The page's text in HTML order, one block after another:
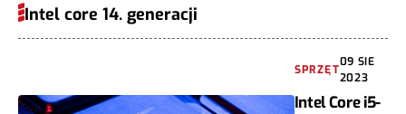
Intel core 14. generacji
SPRZĘT
09 SIE
2023
Intel Core i5-